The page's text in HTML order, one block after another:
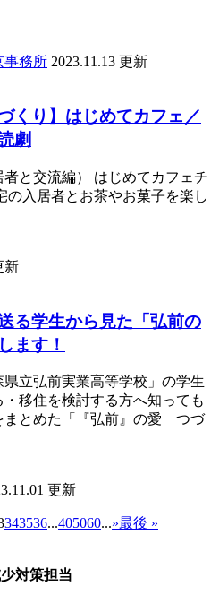
事務所 2023.11.13 更新
くり】はじめてカフェ／
劇
と交流編） はじめてカフェチ
入居者とお茶やお菓子を楽し
新
る学生から見た「弘前の
ます！
立弘前実業高等学校」の学生
移住を検討する方へ知っても
まとめた「『弘前』の愛 つづ
更新
343536...405060...»最後 »
対策担当